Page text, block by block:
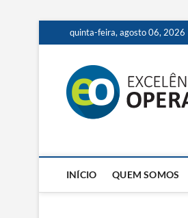
to
quinta-feira, agosto 06, 2026
INÍCIO QUEM SOMOS